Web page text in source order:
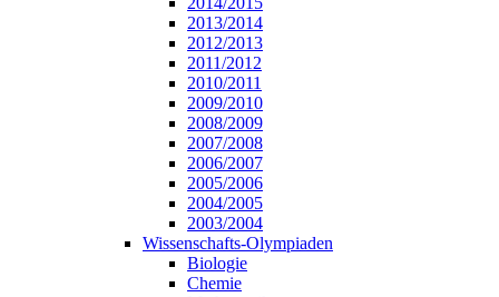
2013/2014
2012/2013
2011/2012
2010/2011
2009/2010
2008/2009
2007/2008
2006/2007
2005/2006
2004/2005
2003/2004
Wissenschafts-Olympiaden
Biologie
Chemie